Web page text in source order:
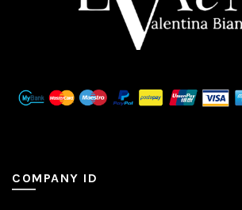
COMPANY ID